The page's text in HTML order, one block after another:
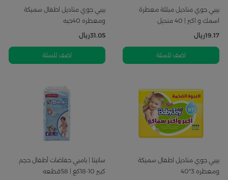
بيبي جوي مناديل مبللة معطرة
اسمك و اكبر | 40 منديل
19.17ريال
اضف للسلة
بيبي جوي مناديل اطفال سميكة
ومعطره 40حبه
31.05ريال
اضف للسلة
بيبي جوي مناديل اطفال سميكة
ومعطره 3*40
سانيتا | بامبي حفاضات أطفال حجم
كبير 10-18كغ | 58قطعه